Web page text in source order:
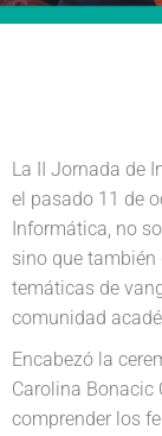
La II Jornada de
el pasado 11 de
Informática, no
sino que
temáticas de
comunidad
Encabezó la
Carolina Bonacic
comprender los